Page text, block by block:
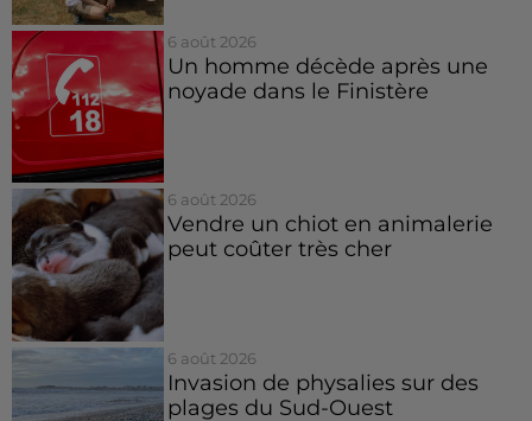
6 août 2026
Un homme décède après une
noyade dans le Finistère
6 août 2026
Vendre un chiot en animalerie
peut coûter très cher
6 août 2026
Invasion de physalies sur des
plages du Sud-Ouest